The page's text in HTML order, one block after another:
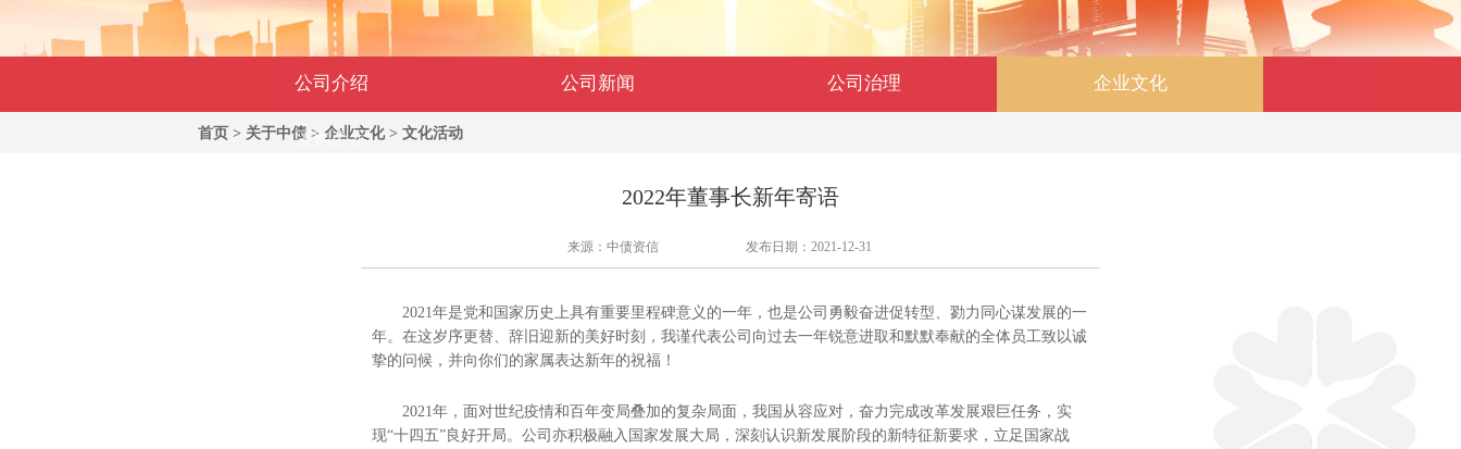
公司介绍 公司新闻 公司治理 企业文化
采购公示
首页 > 关于中债 > 企业文化> 文化活动
2022年董事长新年寄语
来源：中债资信 发布日期：2021-12-31
2021年是党和国家历史上具有重要里程碑意义的一年，也是公司勇毅奋进促转型、勠力同心谋发展的一
年。在这岁序更替、辞旧迎新的美好时刻，我谨代表公司向过去一年锐意进取和默默奉献的全体员工致以诚
挚的问候，并向你们的家属表达新年的祝福！
2021年，面对世纪疫情和百年变局叠加的复杂局面，我国从容应对，奋力完成改革发展艰巨任务，实
现“十四五”良好开局。公司亦积极融入国家发展大局，深刻认识新发展阶段的新特征新要求，立足国家战